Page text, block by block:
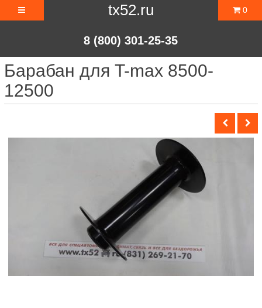
tx52.ru
8 (800) 301-25-35
0
Барабан для T-max 8500-
12500